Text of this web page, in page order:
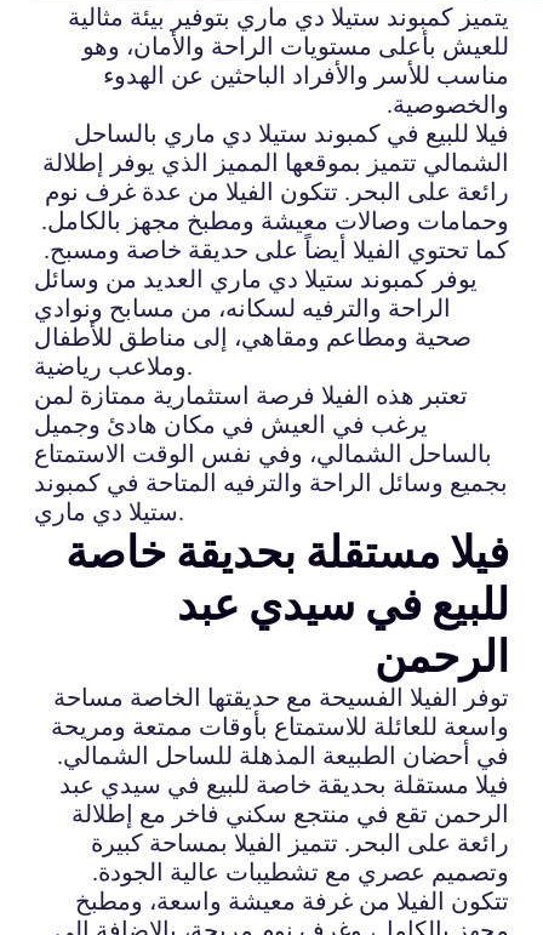
يتميز كمبوند ستيلا دي ماري بتوفير بيئة مثالية
للعيش بأعلى مستويات الراحة والأمان، وهو
مناسب للأسر والأفراد الباحثين عن الهدوء
والخصوصية.
فيلا للبيع في كمبوند ستيلا دي ماري بالساحل
الشمالي تتميز بموقعها المميز الذي يوفر إطلالة
رائعة على البحر. تتكون الفيلا من عدة غرف نوم
وحمامات وصالات معيشة ومطبخ مجهز بالكامل.
كما تحتوي الفيلا أيضاً على حديقة خاصة ومسبح.
يوفر كمبوند ستيلا دي ماري العديد من وسائل
الراحة والترفيه لسكانه، من مسابح ونوادي
صحية ومطاعم ومقاهي، إلى مناطق للأطفال
وملاعب رياضية.
تعتبر هذه الفيلا فرصة استثمارية ممتازة لمن
يرغب في العيش في مكان هادئ وجميل
بالساحل الشمالي، وفي نفس الوقت الاستمتاع
بجميع وسائل الراحة والترفيه المتاحة في كمبوند
ستيلا دي ماري.
فيلا مستقلة بحديقة خاصة
للبيع في سيدي عبد
الرحمن
توفر الفيلا الفسيحة مع حديقتها الخاصة مساحة
واسعة للعائلة للاستمتاع بأوقات ممتعة ومريحة
في أحضان الطبيعة المذهلة للساحل الشمالي.
فيلا مستقلة بحديقة خاصة للبيع في سيدي عبد
الرحمن تقع في منتجع سكني فاخر مع إطلالة
رائعة على البحر. تتميز الفيلا بمساحة كبيرة
وتصميم عصري مع تشطيبات عالية الجودة.
تتكون الفيلا من غرفة معيشة واسعة، ومطبخ